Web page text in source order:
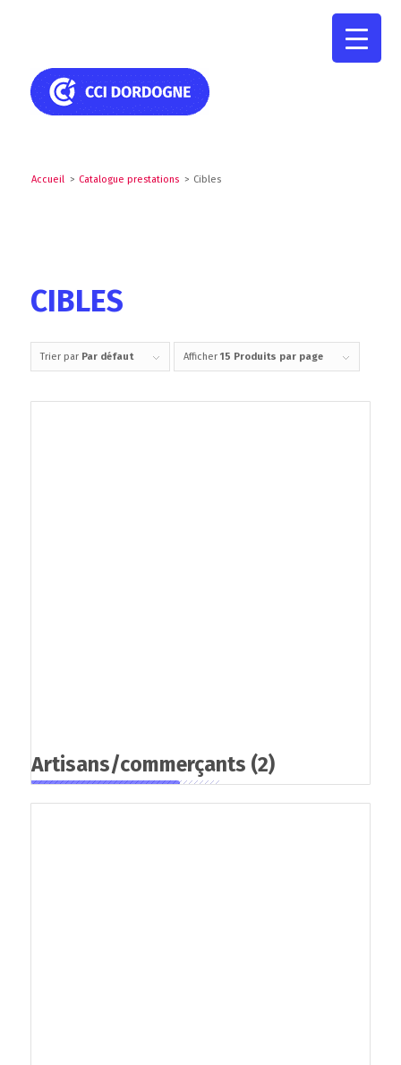
Accueil > Catalogue prestations > Cibles
CIBLES
Trier par Par défaut Afficher 15 Produits par page
Artisans/commerçants (2)